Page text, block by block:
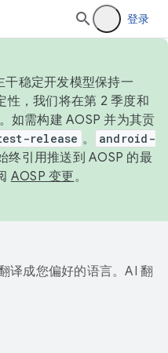
登录
干稳定开发模型保持一
性，我们将在第 2 季度和
如需构建 AOSP 并为其贡
release 。
android-
终引用推送到 AOSP 的最
AOSP 变更。
译成您偏好的语言。AI 翻